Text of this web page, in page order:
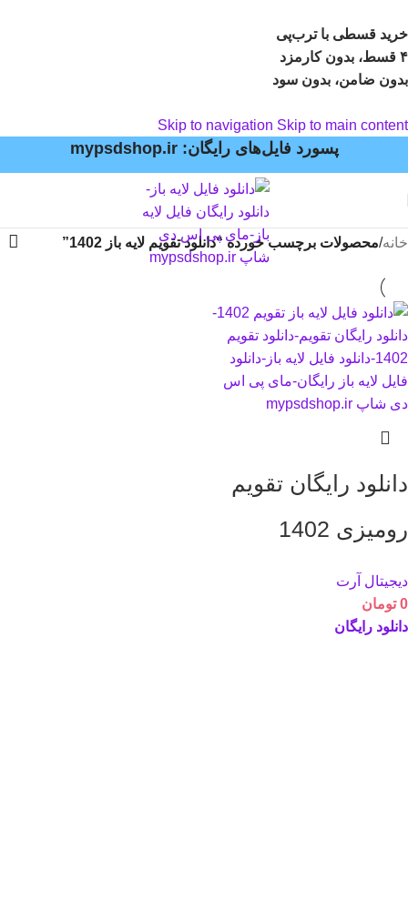
خرید قسطی با ترب‌پی
۴ قسط، بدون کارمزد
بدون ضامن، بدون سود
Skip to navigation Skip to main content
پسورد فایل‌های رایگان: mypsdshop.ir
خانه/محصولات برچسب خورده “دانلود تقویم لایه باز 1402”
دانلود رایگان تقویم
رومیزی 1402
دیجیتال آرت
0 تومان
دانلود رایگان